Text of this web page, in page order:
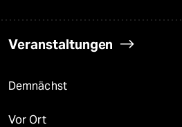
Veranstaltungen
Demnächst
Vor Ort